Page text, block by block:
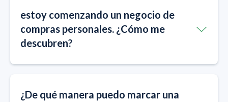
estoy comenzando un negocio de
compras personales. ¿Cómo me
descubren?
¿De qué manera puedo marcar una